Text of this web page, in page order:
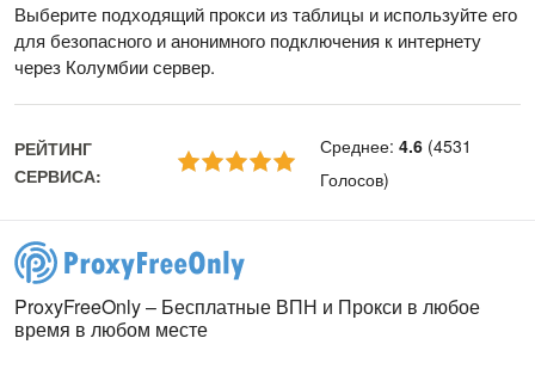
Выберите подходящий прокси из таблицы и используйте его
для безопасного и анонимного подключения к интернету
через Колумбии сервер.
РЕЙТИНГ
СЕРВИСА:
Среднее: 4.6 (4531
Голосов)
ProxyFreeOnly – Бесплатные ВПН и Прокси в любое
время в любом месте